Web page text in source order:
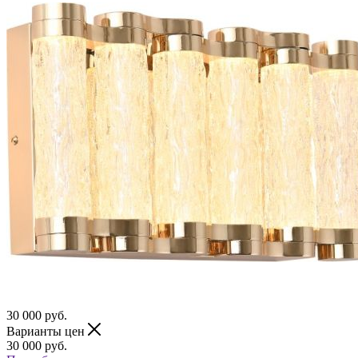
30 000 руб.
Варианты цен
30 000 руб.